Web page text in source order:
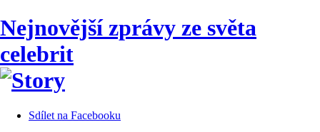
Nejnovější zprávy ze světa
celebrit
Sdílet na Facebooku